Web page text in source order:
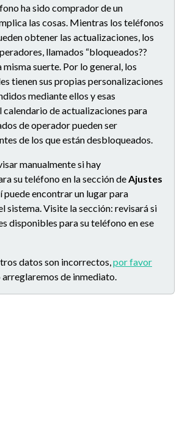
ha sido comprador de un
las cosas. Mientras los teléfonos
obtener las actualizaciones, los
llamados “bloqueados??
misma suerte. Por lo general, los
tienen sus propias personalizaciones
mediante ellos y esas
calendario de actualizaciones para
de operador pueden ser
de los que están desbloqueados.
manualmente si hay
su teléfono en la sección deAjustes
puede encontrar un lugar para
sistema. Visite la sección: revisará si
disponibles para su teléfono en ese
datos son incorrectos,por favor
arreglaremos de inmediato.